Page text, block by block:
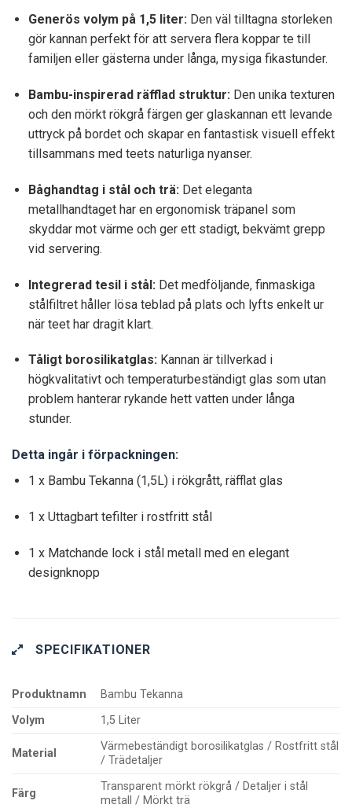
Generös volym på 1,5 liter:Den väl tilltagna storleken
gör kannan perfekt för att servera flera koppar te till
familjen eller gästerna under långa,mysiga fikastunder.
Bambu-inspirerad räfflad struktur:Den unika texturen
och den mörkt rökgrå färgen ger glaskannan ett levande
uttryck på bordet och skapar en fantastisk visuell effekt
tillsammans med teets naturliga nyanser.
Båghandtag i stål och trä:Det eleganta
metallhandtaget har en ergonomisk träpanel som
skyddar mot värme och ger ett stadigt,bekvämt grepp
vid servering.
Integrerad tesil i stål: Det medföljande,finmaskiga
stålfiltret håller lösa teblad på plats och lyfts enkelt ur
när teet har dragit klart.
Tåligt borosilikatglas:Kannan är tillverkad i
högkvalitativt och temperaturbeständigt glas som utan
problem hanterar rykande hett vatten under långa
stunder.
Detta ingår i förpackningen:
1 x Bambu Tekanna (1,5L) i rökgrått,räfflat glas
1 x Uttagbart tefilter i rostfritt stål
1 x Matchande lock i stål metall med en elegant
designknopp
SPECIFIKATIONER
Produktnamn
Bambu Tekanna
Volym
1,5 Liter
Material
Värmebeständigt borosilikatglas / Rostfritt stål
/ Trädetaljer
Färg
Transparent mörkt rökgrå / Detaljer i stål
metall / Mörkt trä